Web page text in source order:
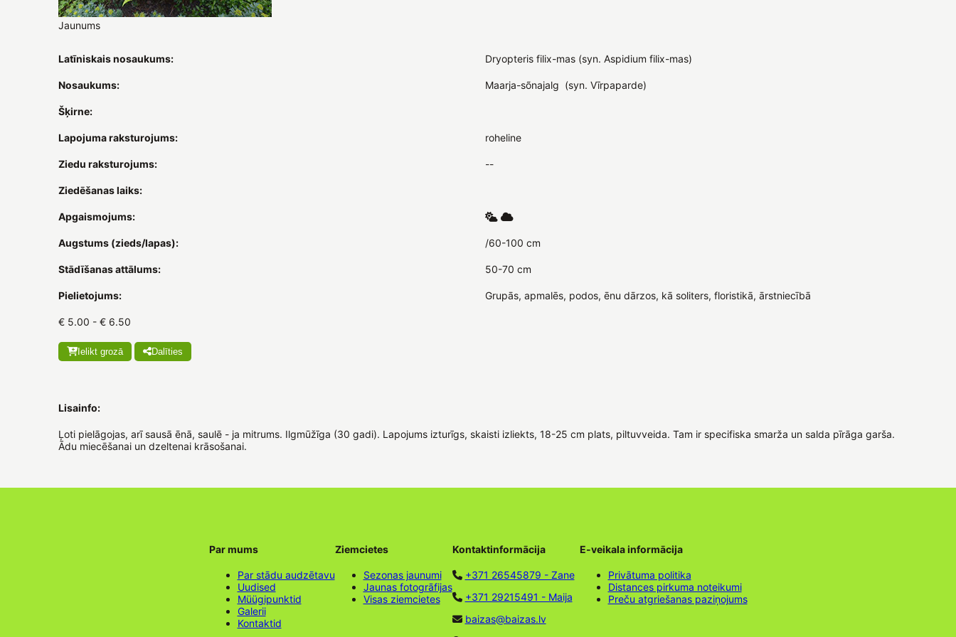
Jaunums
Latīniskais nosaukums: Dryopteris filix-mas (syn. Aspidium filix-mas)
Nosaukums: Maarja-sõnajalg (syn. Vīrpaparde)
Šķirne:
Lapojuma raksturojums: roheline
Ziedu raksturojums: --
Ziedēšanas laiks:
Apgaismojums:
Augstums (zieds/lapas): /60-100 cm
Stādīšanas attālums: 50-70 cm
Pielietojums: Grupās, apmalēs, podos, ēnu dārzos, kā soliters, floristikā, ārstniecībā
€ 5.00 - € 6.50
Ielikt grozā Dalīties
Lisainfo:
Ļoti pielāgojas, arī sausā ēnā, saulē - ja mitrums. Ilgmūžīga (30 gadi). Lapojums izturīgs, skaisti izliekts, 18-25 cm plats, piltuvveida. Tam ir specifiska smarža un salda pīrāga garša.
Ādu miecēšanai un dzeltenai krāsošanai.
Par mums
Par stādu audzētavu
Uudised
Müügipunktid
Galerii
Kontaktid
Ziemcietes
Sezonas jaunumi
Jaunas fotogrāfijas
Visas ziemcietes
Kontaktinformācija
+371 26545879 - Zane
+371 29215491 - Maija
baizas@baizas.lv
E-veikala informācija
Privātuma politika
Distances pirkuma noteikumi
Preču atgriešanas paziņojums